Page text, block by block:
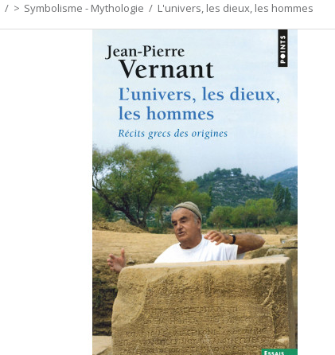
/ Symbolisme - Mythologie / L'univers, les dieux, les hommes